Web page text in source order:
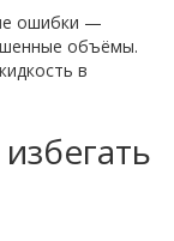
ошибки —
объёмы.
в